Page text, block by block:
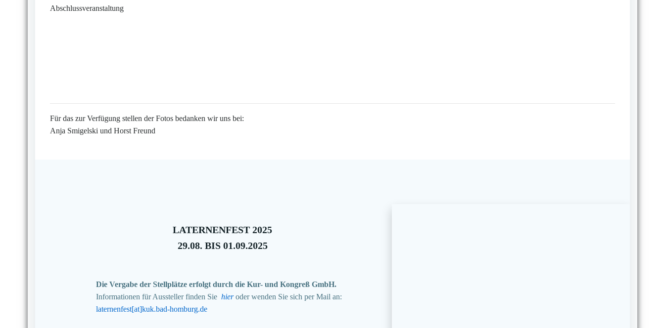
Abschlussveranstaltung
Für das zur Verfügung stellen der Fotos bedanken wir uns bei:
Anja Smigelski und Horst Freund
LATERNENFEST 2025
29.08. BIS 01.09.2025
Die Vergabe der Stellplätze erfolgt durch die Kur- und Kongreß GmbH.
Informationen für Aussteller finden Sie hieroder wenden Sie sich per Mail an:
laternenfest[at]kuk.bad-homburg.de